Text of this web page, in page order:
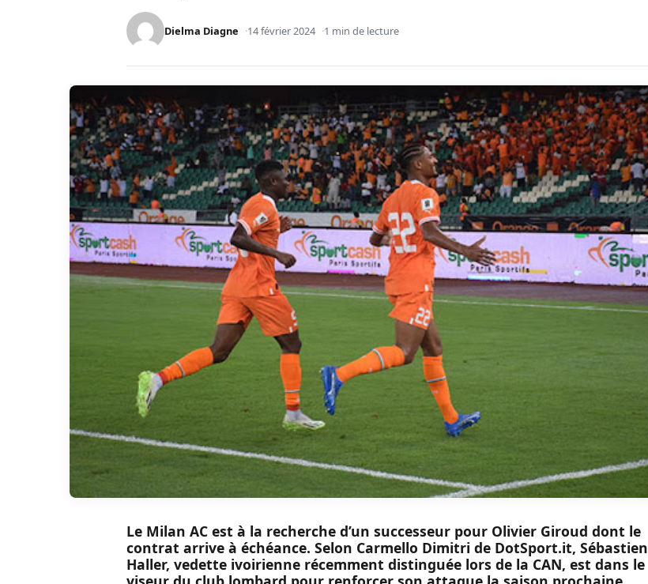
Dielma Diagne 14 février 2024 1 min de lecture
Le Milan AC est à la recherche d’un successeur pour Olivier Giroud dont le
contrat arrive à échéance. Selon Carmello Dimitri de DotSport.it, Sébastien
Haller, vedette ivoirienne récemment distinguée lors de la CAN, est dans le